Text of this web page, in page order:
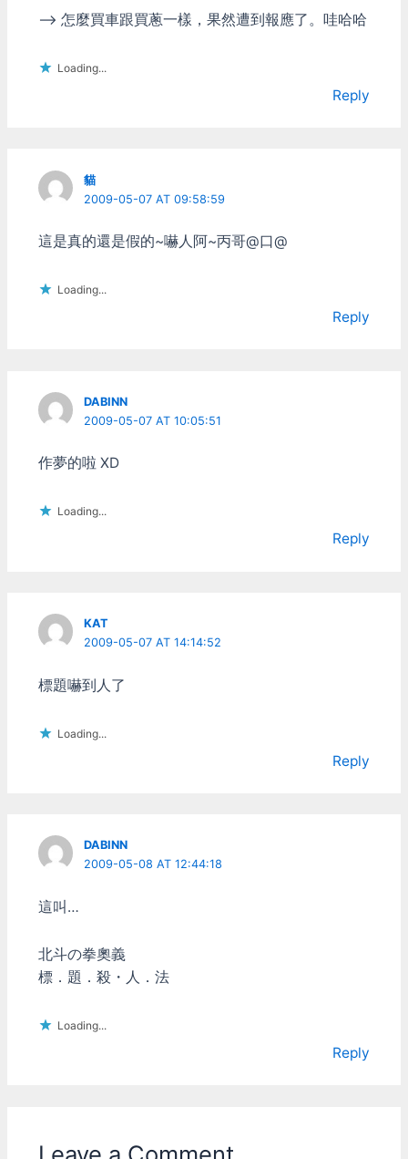
–> 怎麼買車跟買蔥一樣，果然遭到報應了。哇哈哈
Loading...
Reply
貓
2009-05-07 AT 09:58:59
這是真的還是假的~嚇人阿~丙哥@口@
Loading...
Reply
DABINN
2009-05-07 AT 10:05:51
作夢的啦 XD
Loading...
Reply
KAT
2009-05-07 AT 14:14:52
標題嚇到人了
Loading...
Reply
DABINN
2009-05-08 AT 12:44:18
這叫…
北斗の拳奧義
標．題．殺・人．法
Loading...
Reply